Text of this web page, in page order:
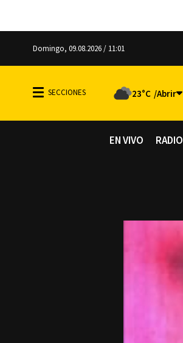
Domingo, 09.08.2026 / 11:01
23°C
EN VIVO RADIO